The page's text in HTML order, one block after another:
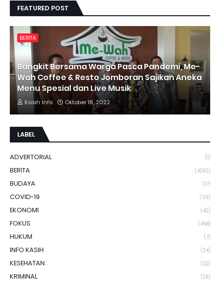
FEATURED POST
BERITA
Bangkit Bersama Warga Pasca Pandemi, Me-
Wah Coffee & Resto Jomboran Sajikan Aneka
Menu Spesial dan Live Musik
Kasih Info Oktober 16, 2022
LABEL
ADVERTORIAL (1)
BERITA (4292)
BUDAYA (17)
COVID-19 (36)
EKONOMI (42)
FOKUS (458)
HUKUM (7)
INFO KASIH (24)
KESEHATAN (22)
KRIMINAL (29)